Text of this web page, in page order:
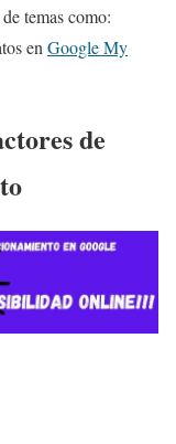
temas como:
en Google My
de